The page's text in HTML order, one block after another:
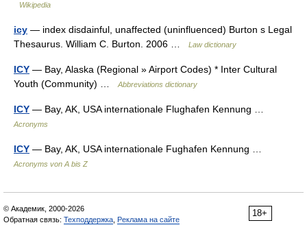
Wikipedia
icy — index disdainful, unaffected (uninfluenced) Burton s Legal
Thesaurus. William C. Burton. 2006 …
Law dictionary
ICY — Bay, Alaska (Regional » Airport Codes) * Inter Cultural
Youth (Community) …
Abbreviations dictionary
ICY — Bay, AK, USA internationale Flughafen Kennung …
Acronyms
ICY — Bay, AK, USA internationale Fughafen Kennung …
Acronyms von A bis Z
18+
© Академик, 2000-2026
Обратная связь: Техподдержка Реклама на сайте